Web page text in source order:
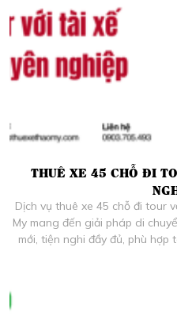
THUÊ XE 45 CHỖ ĐI
Dịch vụ thuê xe 45 chỗ đi tour
My mang đến giải pháp di
mới, tiện nghi đầy đủ, phù